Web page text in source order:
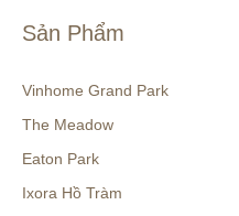
Sản Phẩm
Vinhome Grand Park
The Meadow
Eaton Park
Ixora Hồ Tràm